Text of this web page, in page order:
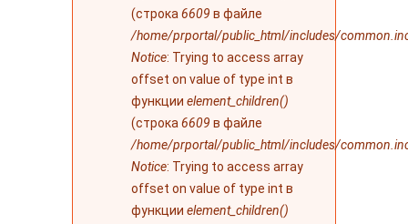
(строка 6609 в файле
/home/prportal/public_html/includes/
Notice: Trying to access array
offset on value of type int в
функции element_children()
(строка 6609 в файле
/home/prportal/public_html/includes/
Notice: Trying to access array
offset on value of type int в
функции element_children()